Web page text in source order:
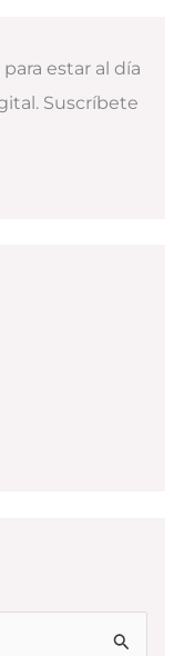
estar al día
Suscríbete